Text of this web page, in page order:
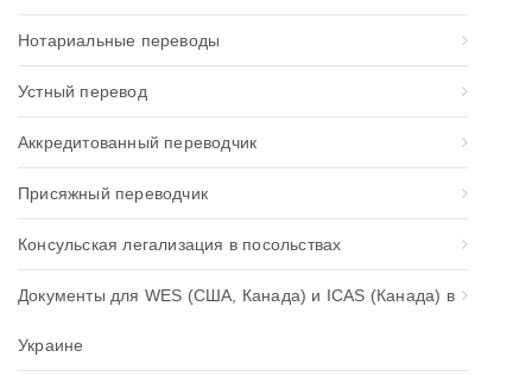
Нотариальные переводы
Устный перевод
Аккредитованный переводчик
Присяжный переводчик
Консульская легализация в посольствах
Документы для WES (США, Канада) и ICAS (Канада) в
Украине